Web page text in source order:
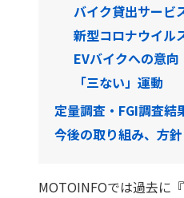
バイク貸出サービ
新型コロナウイル
EVバイクへの意向
「三ない」運動
定量調査・FGI調査結
今後の取り組み、方針
MOTOINFOでは過去に